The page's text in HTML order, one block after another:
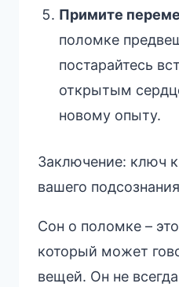
Примите
поломке
постарайтесь
открытым
новому опыту.
Заключение: ключ
вашего подсознания
Сон о поломке –
который может
вещей. Он не